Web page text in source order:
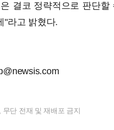
결코 정략적으로 판단
"라고 밝혔다.
단 전재 및 재배포 금지